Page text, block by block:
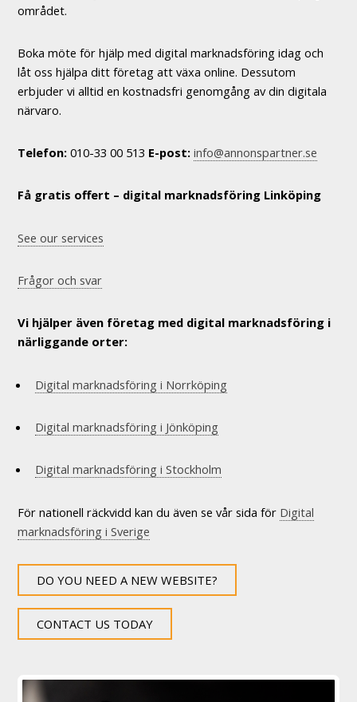
området.
Boka möte för hjälp med digital marknadsföring idag och
låt oss hjälpa ditt företag att växa online. Dessutom
erbjuder vi alltid en kostnadsfri genomgång av din digitala
närvaro.
Telefon: 010-33 00 513 E-post: info@annonspartner.se
Få gratis offert – digital marknadsföring Linköping
See our services
Frågor och svar
Vi hjälper även företag med digital marknadsföring i
närliggande orter:
Digital marknadsföring i Norrköping
Digital marknadsföring i Jönköping
Digital marknadsföring i Stockholm
För nationell räckvidd kan du även se vår sida för Digital
marknadsföring i Sverige
DO YOU NEED A NEW WEBSITE?
CONTACT US TODAY